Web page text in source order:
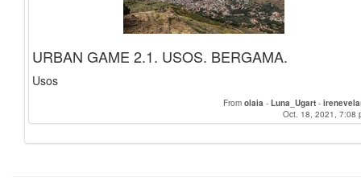
URBAN GAME 2.1. USOS. BERGAMA.
Usos
From olaia - Luna_Ugart -
Oct. 18, 2021, 7:08